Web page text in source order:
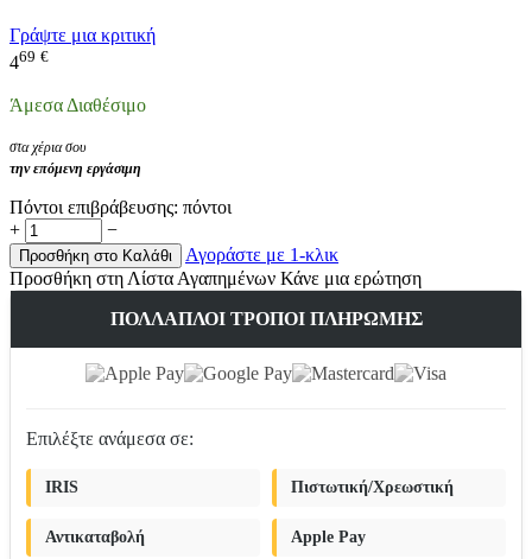
Γράψτε μια κριτική
469 €
Άμεσα Διαθέσιμο
στα χέρια σου
την επόμενη εργάσιμη
Πόντοι επιβράβευσης: πόντοι
+
−
Προσθήκη στο Καλάθι
Αγοράστε με 1-κλικ
Προσθήκη στη Λίστα Αγαπημένων Κάνε μια ερώτηση
ΠΟΛΛΑΠΛΟΊ ΤΡΌΠΟΙ ΠΛΗΡΩΜΉΣ
Επιλέξτε ανάμεσα σε:
IRIS Πιστωτική/Χρεωστική
Αντικαταβολή Apple Pay